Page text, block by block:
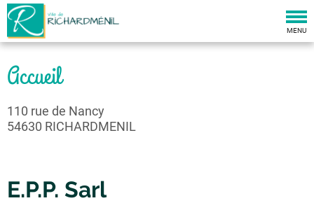
MENU
Accueil
110 rue de Nancy
54630 RICHARDMENIL
E.P.P. Sarl